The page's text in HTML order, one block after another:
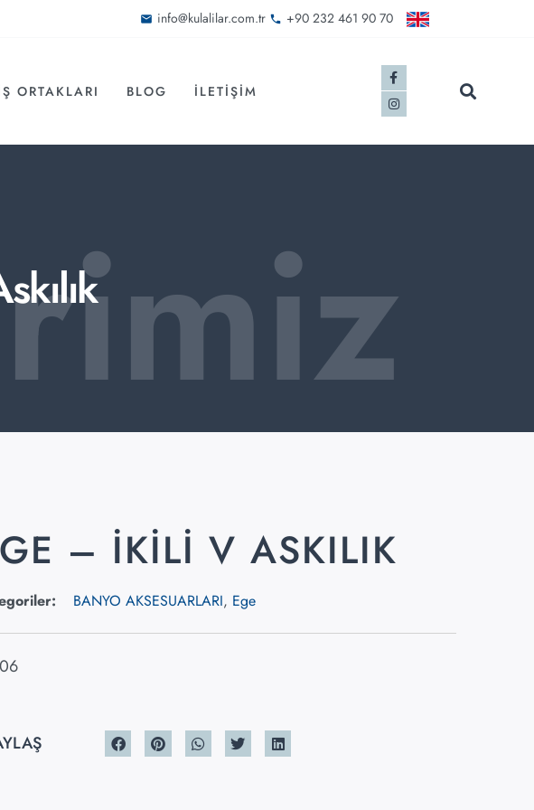
info@kulalilar.com.tr +90 232 461 90 70
ORTAKLARI BLOG İLETIŞIM
– İKILI V ASKILIK
BANYO AKSESUARLARI, Ege